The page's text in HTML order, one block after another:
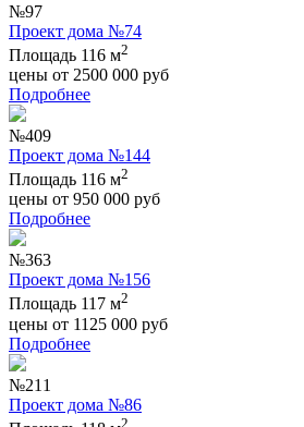
№97
Проект дома №74
Площадь 116 м2
цены от 2500 000 руб
Подробнее
№409
Проект дома №144
Площадь 116 м2
цены от 950 000 руб
Подробнее
№363
Проект дома №156
Площадь 117 м2
цены от 1125 000 руб
Подробнее
№211
Проект дома №86
2